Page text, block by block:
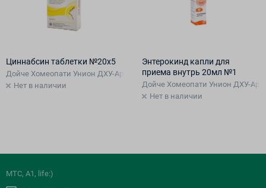
Циннабсин таблетки №20х5
Дойче Хомеопати Унион ДХУ-Арцнаймиттель ГмбХ & Ко КГ, Германия
Нет в наличии
Энтерокинд капли для
приема внутрь 20мл №1
Дойче Хомеопати Унион ДХУ-
Нет в наличии
МТС, A1, life:)